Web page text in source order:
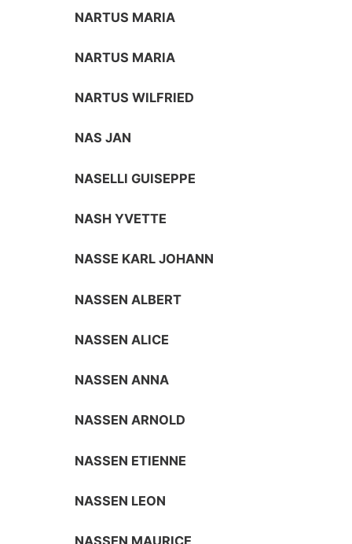
NARTUS MARIA
NARTUS MARIA
NARTUS WILFRIED
NAS JAN
NASELLI GUISEPPE
NASH YVETTE
NASSE KARL JOHANN
NASSEN ALBERT
NASSEN ALICE
NASSEN ANNA
NASSEN ARNOLD
NASSEN ETIENNE
NASSEN LEON